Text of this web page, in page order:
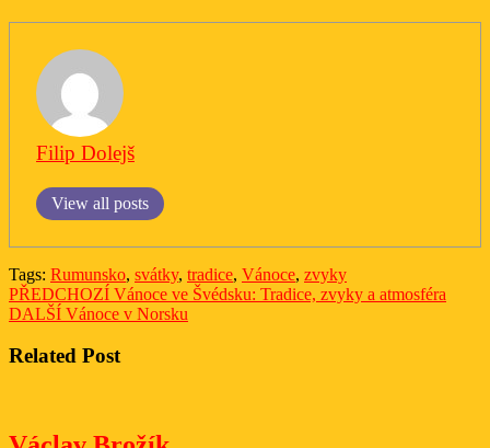
Filip Dolejš
View all posts
Tags: Rumunsko, svátky, tradice, Vánoce, zvyky
Navigace
pro
příspěvek
PŘEDCHOZÍ Previous
post:
Vánoce ve Švédsku: Tradice, zvyky a atmosféra
DALŠÍ Next
Vánoce v Norsku
Related Post